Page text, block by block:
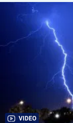
VIDEO